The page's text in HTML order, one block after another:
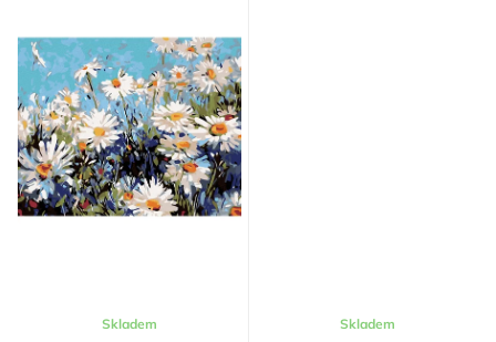
Průměrné
Skladem Průměrné
Skladem